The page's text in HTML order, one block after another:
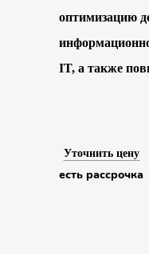
оптимизацию
IT, а также
Уточнить цену
есть рассрочка